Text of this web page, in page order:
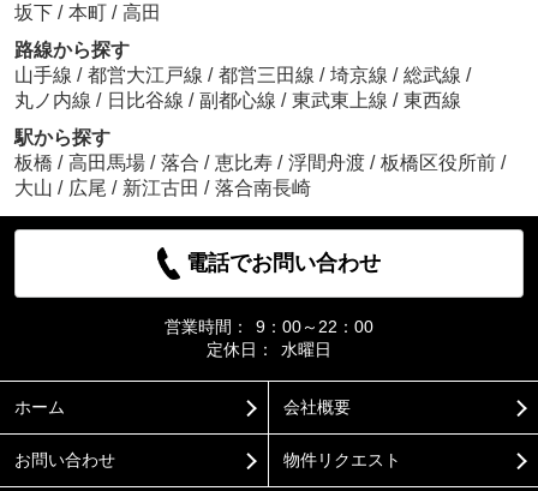
坂下 / 本町 / 高田
路線から探す
山手線 / 都営大江戸線 / 都営三田線 / 埼京線 / 総武線 /
丸ノ内線 / 日比谷線 / 副都心線 / 東武東上線 / 東西線
駅から探す
板橋 / 高田馬場 / 落合 / 恵比寿 / 浮間舟渡 / 板橋区役所前 /
大山 / 広尾 / 新江古田 / 落合南長崎
電話でお問い合わせ
営業時間：
9：00～22：00
定休日：
水曜日
ホーム 会社概要
お問い合わせ 物件リクエスト